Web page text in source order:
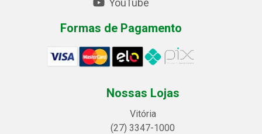
YouTube
Formas de Pagamento
Nossas Lojas
Vitória
(27) 3347-1000